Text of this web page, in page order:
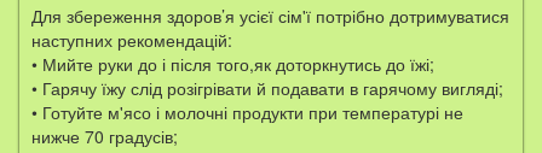
Для збереження здоров’я усієї сім'ї потрібно дотримуватися
наступних рекомендацій:
• Мийте руки до і після того,як доторкнутись до їжі;
• Гарячу їжу слід розігрівати й подавати в гарячому вигляді;
• Готуйте м'ясо і молочні продукти при температурі не
нижче 70 градусів;